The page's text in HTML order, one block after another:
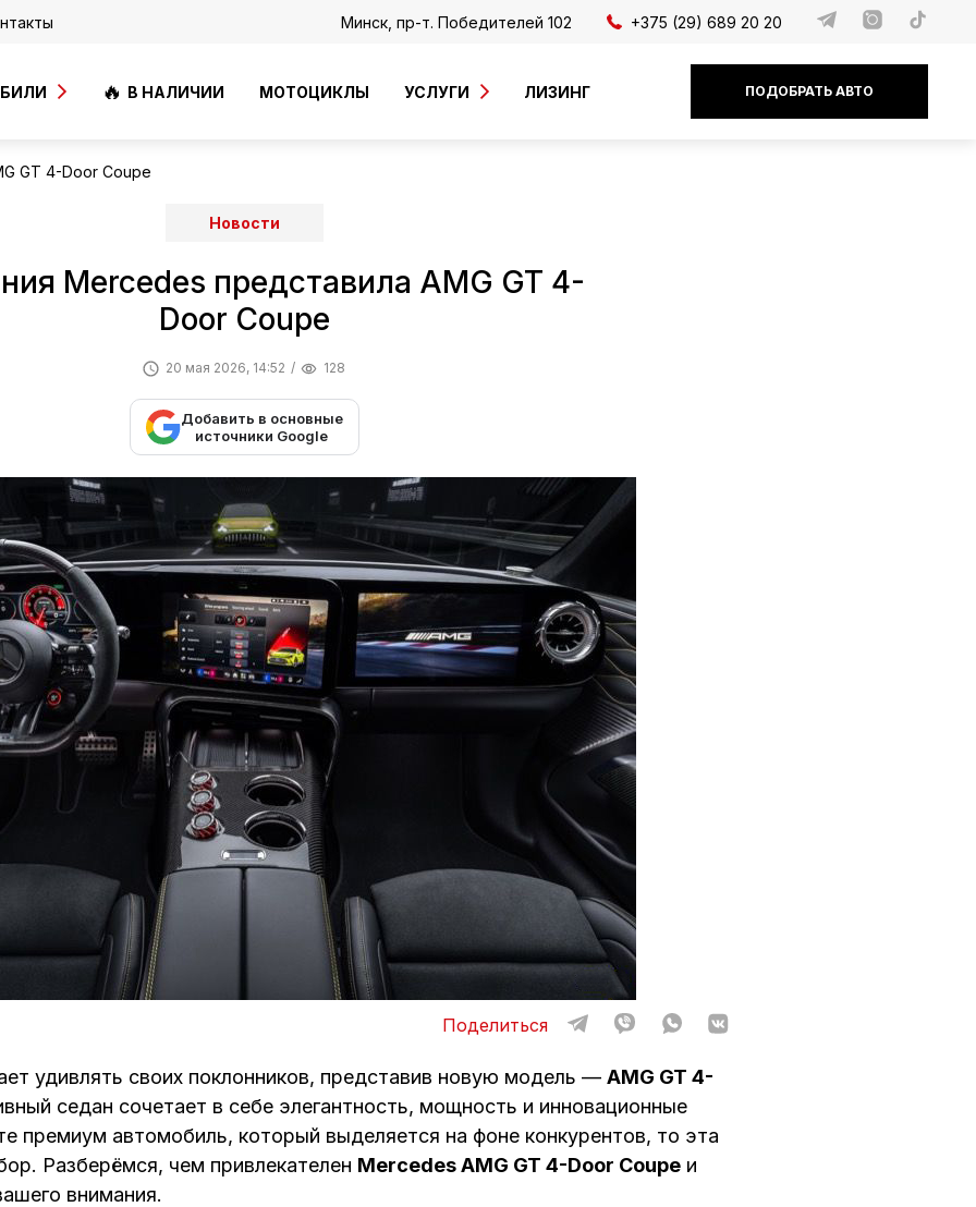
Минск, пр-т. Победителей 102 +375 (29) 689 20 20
В НАЛИЧИИ МОТОЦИКЛЫ УСЛУГИ ЛИЗИНГ ПОДОБРАТЬ АВТО
GT 4-Door Coupe
Новости
Mercedes представила AMG GT 4-
Door Coupe
20 мая 2026, 14:52 128
Добавить в основные
источники Google
Поделиться
удивлять своих поклонников, представив новую модель — AMG GT 4-
седан сочетает в себе элегантность, мощность и инновационные
премиум автомобиль, который выделяется на фоне конкурентов, то эта
Разберёмся, чем привлекателен Mercedes AMG GT 4-Door Coupe и
внимания.